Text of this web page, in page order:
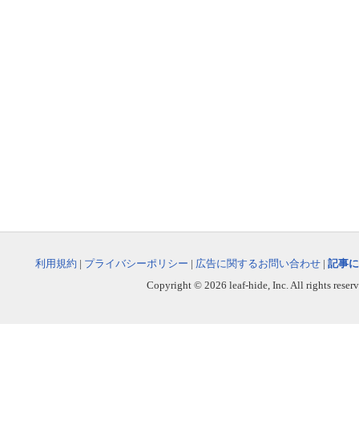
利用規約 | プライバシーポリシー | 広告に関するお問い合わせ | 記事
Copyright © 2026 leaf-hide, Inc. All rights